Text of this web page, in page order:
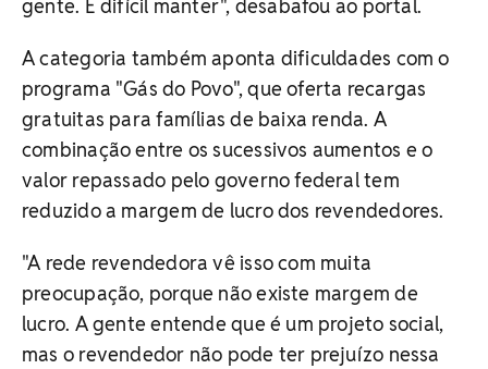
gente. É difícil manter", desabafou ao portal.
A categoria também aponta dificuldades com o
programa "Gás do Povo", que oferta recargas
gratuitas para famílias de baixa renda. A
combinação entre os sucessivos aumentos e o
valor repassado pelo governo federal tem
reduzido a margem de lucro dos revendedores.
"A rede revendedora vê isso com muita
preocupação, porque não existe margem de
lucro. A gente entende que é um projeto social,
mas o revendedor não pode ter prejuízo nessa